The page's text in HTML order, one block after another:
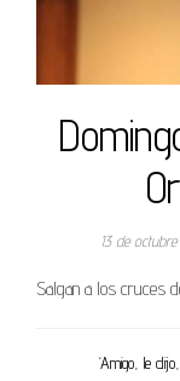
13 de
Salgan a los cruces
‘Amigo, le